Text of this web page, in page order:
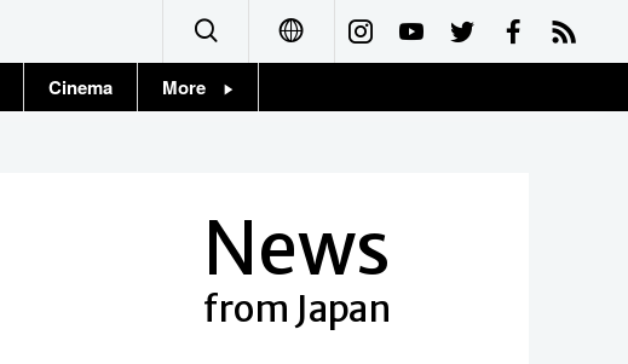
Français
Cinema More
News
from Japan